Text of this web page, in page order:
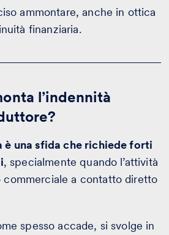
ammontare, anche in ottica
finanziaria.
l’indennità
è una sfida che richiede forti
, specialmente quando l’attività
commerciale a contatto diretto
spesso accade, si svolge in